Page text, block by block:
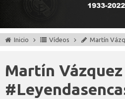
Inicio Vídeos Martín
Martín Vázquez